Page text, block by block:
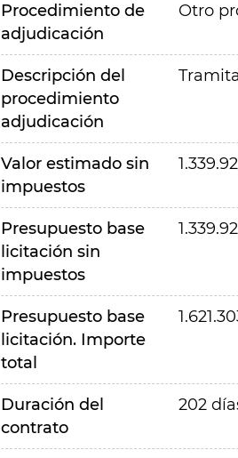
Procedimiento de
adjudicación
Otro
Descripción del
procedimiento
adjudicación
Valor estimado sin
impuestos
Presupuesto base
licitación sin
impuestos
Presupuesto base
licitación. Importe
total
Duración del
contrato
202